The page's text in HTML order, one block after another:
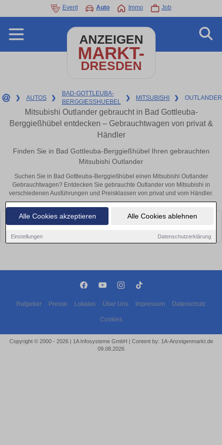
Alle Cookies akzeptieren Alle Cookies ablehnen
Einstellungen Datenschutzerklärung
Event Auto Immo Job
ANZEIGEN
MARKT-
DRESDEN
❯ AUTOS ❯
BAD-GOTTLEUBA-
BERGGIESSHUEBEL
❯ MITSUBISHI ❯ OUTLANDER
Mitsubishi Outlander gebraucht in Bad Gottleuba-
Berggießhübel entdecken – Gebrauchtwagen von privat &
Händler
Finden Sie in Bad Gottleuba-Berggießhübel Ihren gebrauchten
Mitsubishi Outlander
Suchen Sie in Bad Gottleuba-Berggießhübel einen Mitsubishi Outlander
Gebrauchtwagen? Entdecken Sie gebrauchte Outlander von Mitsubishi in
verschiedenen Ausführungen und Preisklassen von privat und vom Händler.
Leider konnten wir derzeit keine passenden Autos finden. Schauen Sie
Ratgeber Presse Lokales Über Uns Impressum Datenschutz
Cookies
Copyright © 2000 - 2026 | 1A Infosysteme GmbH | Content by: 1A-Anzeigenmarkt.de
09.08.2026